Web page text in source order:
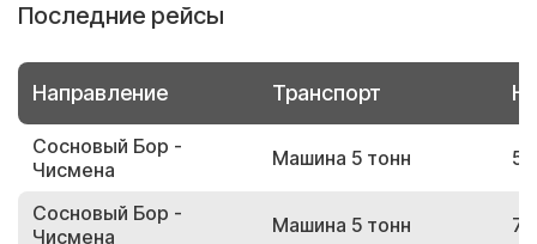
Последние рейсы
Направление Транспорт
Сосновый Бор -
Чисмена
Машина 5 тонн
Сосновый Бор -
Чисмена
Машина 5 тонн